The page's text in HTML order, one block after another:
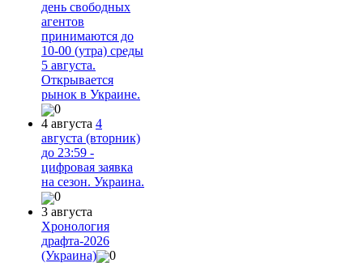
день свободных
агентов
принимаются до
10-00 (утра) среды
5 августа.
Открывается
рынок в Украине.
0
4 августа 4
августа (вторник)
до 23:59 -
цифровая заявка
на сезон. Украина.
0
3 августа
Хронология
драфта-2026
(Украина)
0